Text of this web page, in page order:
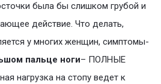
была бы слишком грубой и
действие. Что делать,
у многих женщин, симптомы-
пальце ноги– ПОЛНЫЕ
нагрузка на стопу ведет к